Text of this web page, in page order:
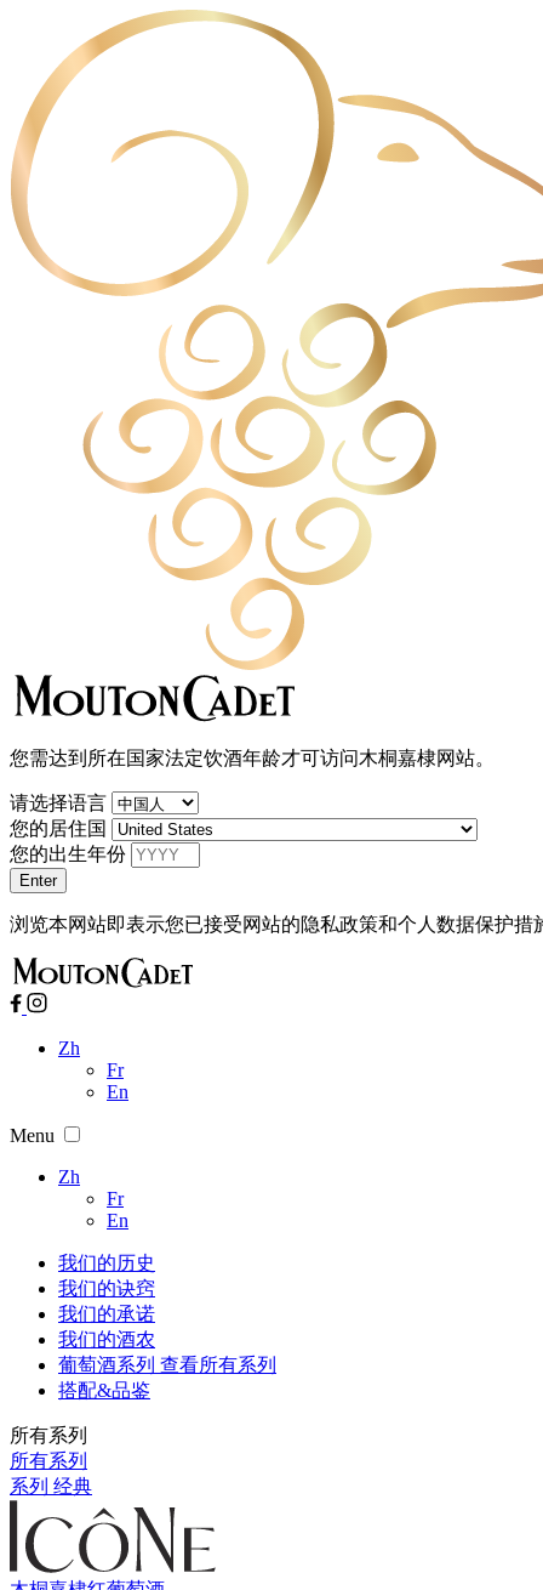
您需达到所在国家法定饮酒年龄才可访问木桐嘉棣网站。
请选择语言
您的居住国
您的出生年份
浏览本网站即表示您已接受网站的隐私政策和个人数据保护措
Zh
Fr
En
Menu
Zh
Fr
En
我们的历史
我们的诀窍
我们的承诺
我们的酒农
葡萄酒系列 查看所有系列
搭配&品鉴
所有系列
所有系列
系列 经典